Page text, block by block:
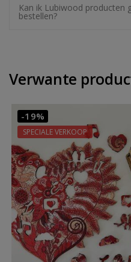
Kan ik Lubiwood producten
bestellen?
Verwante
-19%
SPECIALE VERKOOP